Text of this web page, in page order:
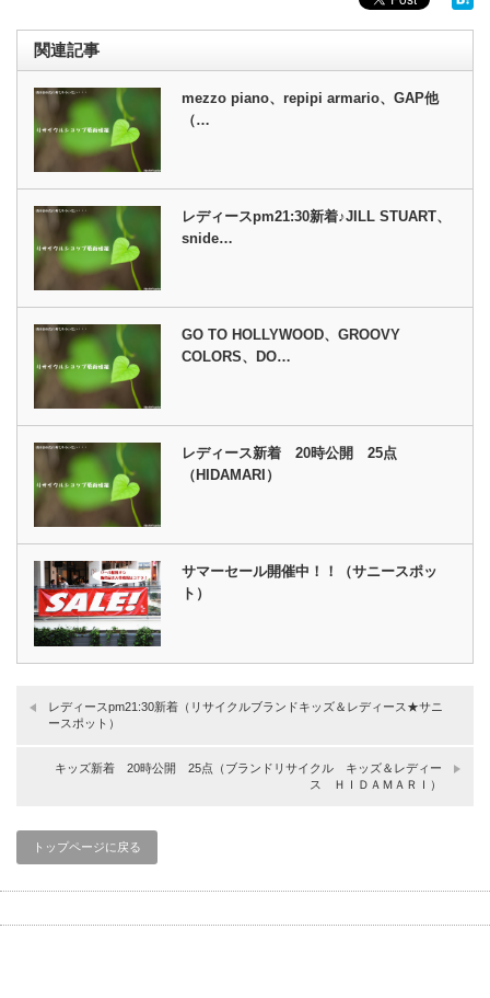
関連記事
mezzo piano、repipi armario、GAP他
（…
レディースpm21:30新着♪JILL STUART、
snide…
GO TO HOLLYWOOD、GROOVY
COLORS、DO…
レディース新着 20時公開 25点
（HIDAMARI）
サマーセール開催中！！（サニースポッ
ト）
レディースpm21:30新着（リサイクルブランドキッズ＆レディース★サニ
ースポット）
キッズ新着 20時公開 25点（ブランドリサイクル キッズ＆レディー
ス ＨＩＤＡＭＡＲＩ）
トップページに戻る